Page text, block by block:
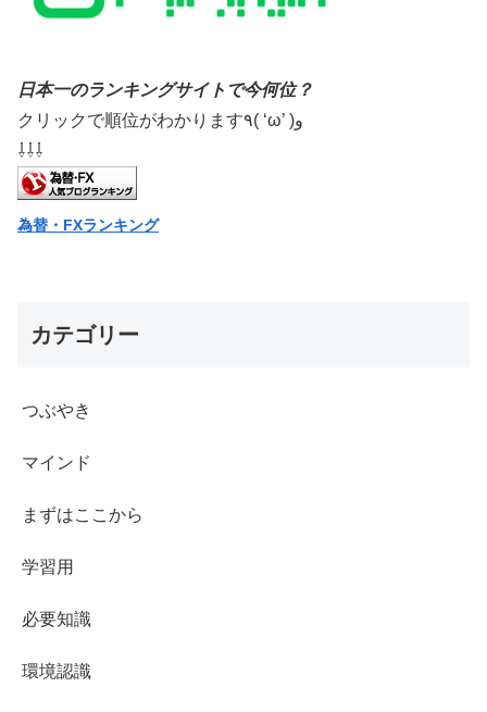
日本一のランキングサイトで今何位？
クリックで順位がわかります٩( ‘ω’ )و
⇩⇩⇩
為替・FXランキング
カテゴリー
つぶやき
マインド
まずはここから
学習用
必要知識
環境認識